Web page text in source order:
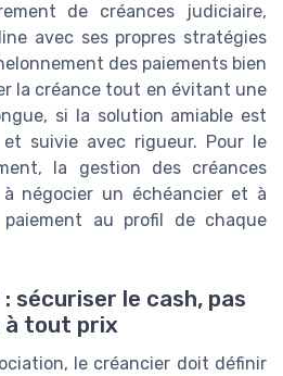
de créances judiciaire,
avec ses propres stratégies
des paiements bien
la créance tout en évitant une
si la solution amiable est
suivie avec rigueur. Pour le
la gestion des créances
négocier un échéancier et à
au profil de chaque
sécuriser le cash, pas
à tout prix
le créancier doit définir